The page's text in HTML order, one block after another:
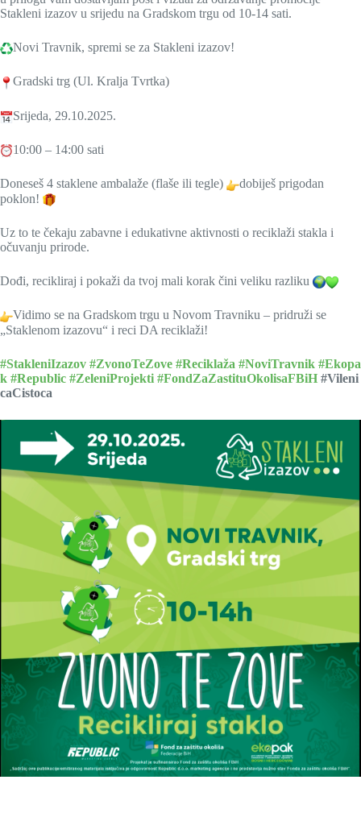
Stakleni izazov u srijedu na Gradskom trgu od 10-14 sati.
Novi Travnik, spremi se za Stakleni izazov!
Gradski trg (Ul. Kralja Tvrtka)
Srijeda, 29.10.2025.
10:00 – 14:00 sati
Doneseš 4 staklene ambalaže (flaše ili tegle)
dobiješ prigodan
poklon!
Uz to te čekaju zabavne i edukativne aktivnosti o reciklaži stakla i
očuvanju prirode.
Dođi, recikliraj i pokaži da tvoj mali korak čini veliku razliku
Vidimo se na Gradskom trgu u Novom Travniku – pridruži se
„Staklenom izazovu“ i reci DA reciklaži!
#StakleniIzazov #ZvonoTeZove #Reciklaža #NoviTravnik #Ekopa
k #Republic #ZeleniProjekti #FondZaZastituOkolisaFBiH #Vileni
caCistoca